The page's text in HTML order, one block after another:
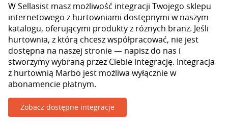
W Sellasist masz możliwość integracji Twojego sklepu
internetowego z hurtowniami dostępnymi w naszym
katalogu, oferującymi produkty z różnych branż. Jeśli
hurtownia, z którą chcesz współpracować, nie jest
dostępna na naszej stronie — napisz do nas i
stworzymy wybraną przez Ciebie integrację. Integracja
z hurtownią Marbo jest możliwa wyłącznie w
abonamencie płatnym.
Zobacz dostępne integracje